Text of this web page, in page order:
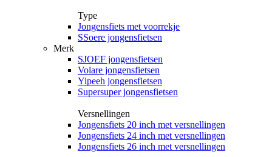
Type
Jongensfiets met voorrekje
SSoere jongensfietsen
Merk
SJOEF jongensfietsen
Volare jongensfietsen
Yipeeh jongensfietsen
Supersuper jongensfietsen
Versnellingen
Jongensfiets 20 inch met versnellingen
Jongensfiets 24 inch met versnellingen
Jongensfiets 26 inch met versnellingen